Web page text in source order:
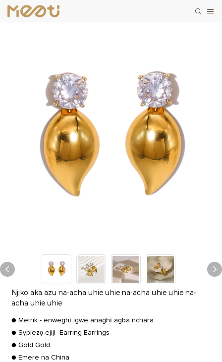
Njikọ aka azụ na-acha uhie uhie na-acha uhie uhie na-
acha uhie uhie
● Metrik - enweghị igwe anaghị agba nchara
● Syplezọ ejiji- Earring Earrings
● Gold Gold
● Emere na China